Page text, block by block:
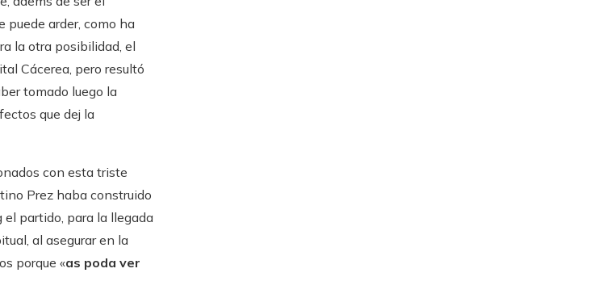
puede arder, como ha
la otra posibilidad, el
Cácerea, pero resultó
tomado luego la
que dej la
con esta triste
Prez haba construido
partido, para la llegada
al asegurar en la
porque «as poda ver